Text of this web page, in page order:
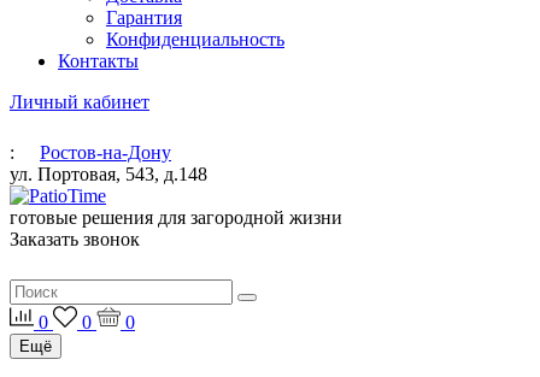
Гарантия
Конфиденциальность
Контакты
Личный кабинет
:
Ростов-на-Дону
ул. Портовая, 543, д.148
готовые решения для загородной жизни
Заказать звонок
0 0 0
Ещё